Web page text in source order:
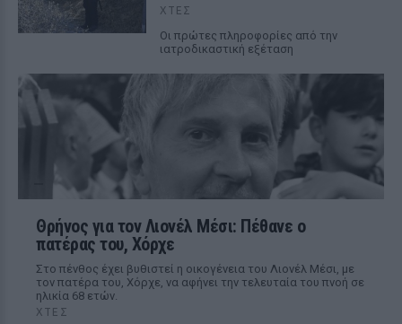
ΧΤΕΣ
Οι πρώτες πληροφορίες από την
ιατροδικαστική εξέταση
Θρήνος για τον Λιονέλ Μέσι: Πέθανε ο
πατέρας του, Χόρχε
Στο πένθος έχει βυθιστεί η οικογένεια του Λιονέλ Μέσι, με
τον πατέρα του, Χόρχε, να αφήνει την τελευταία του πνοή σε
ηλικία 68 ετών.
ΧΤΕΣ